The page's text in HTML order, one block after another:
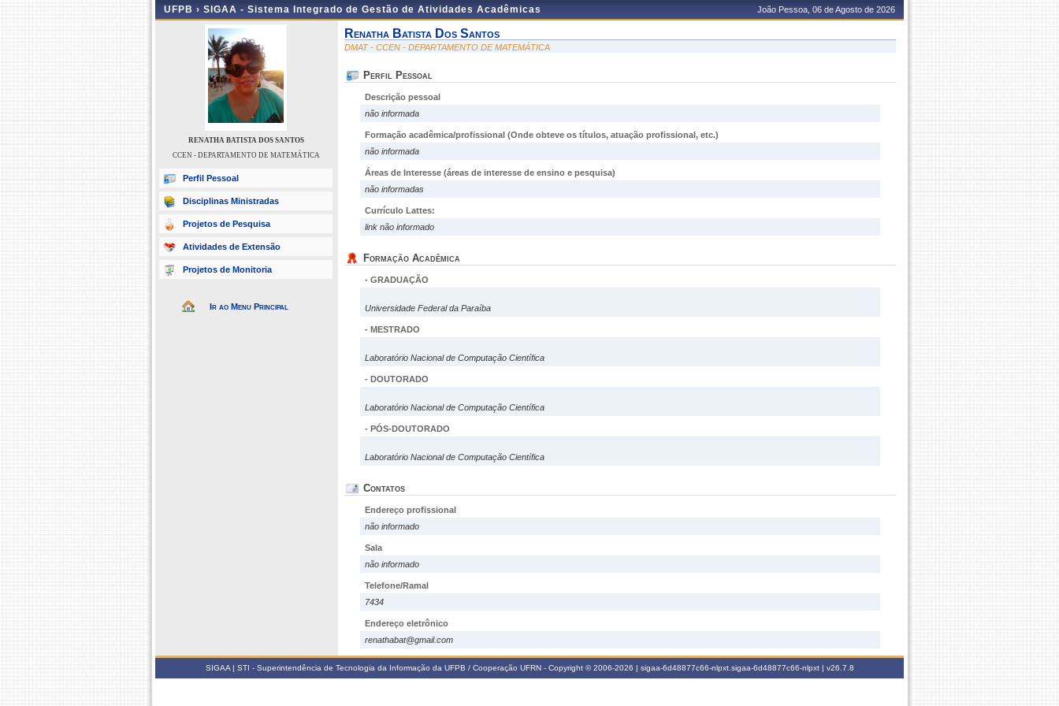
UFPB › SIGAA - Sistema Integrado de Gestão de Atividades Acadêmicas João Pessoa, 06 de Agosto de 2026
RENATHA BATISTA DOS SANTOS
CCEN - DEPARTAMENTO DE MATEMÁTICA
Perfil Pessoal
Disciplinas Ministradas
Projetos de Pesquisa
Atividades de Extensão
Projetos de Monitoria
Ir ao Menu Principal
Renatha Batista Dos Santos
DMAT - CCEN - DEPARTAMENTO DE MATEMÁTICA
Perfil Pessoal
Descrição pessoal
não informada
Formação acadêmica/profissional (Onde obteve os títulos, atuação profissional, etc.)
não informada
Áreas de Interesse (áreas de interesse de ensino e pesquisa)
não informadas
Currículo Lattes:
link não informado
Formação Acadêmica
- GRADUAÇÃO
Universidade Federal da Paraíba
- MESTRADO
Laboratório Nacional de Computação Científica
- DOUTORADO
Laboratório Nacional de Computação Científica
- PÓS-DOUTORADO
Laboratório Nacional de Computação Científica
Contatos
Endereço profissional
não informado
Sala
não informado
Telefone/Ramal
7434
Endereço eletrônico
renathabat@gmail.com
SIGAA | STI - Superintendência de Tecnologia da Informação da UFPB / Cooperação UFRN - Copyright © 2006-2026 | sigaa-6d48877c66-nlpxt.sigaa-6d48877c66-nlpxt | v26.7.8